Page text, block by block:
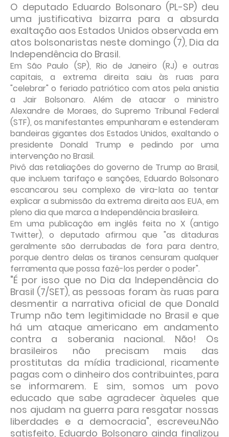
O deputado Eduardo Bolsonaro (PL-SP) deu
uma justificativa bizarra para a absurda
exaltação aos Estados Unidos observada em
atos bolsonaristas neste domingo (7), Dia da
Independência do Brasil.
Em São Paulo (SP), Rio de Janeiro (RJ) e outras
capitais, a extrema direita saiu às ruas para
"celebrar" o feriado patriótico com atos pela anistia
a Jair Bolsonaro. Além de atacar o ministro
Alexandre de Moraes, do Supremo Tribunal Federal
(STF), os manifestantes empunharam e estenderam
bandeiras gigantes dos Estados Unidos, exaltando o
presidente Donald Trump e pedindo por uma
intervenção no Brasil.
Pivô das retaliações do governo de Trump ao Brasil,
que incluem tarifaço e sanções, Eduardo Bolsonaro
escancarou seu complexo de vira-lata ao tentar
explicar a submissão da extrema direita aos EUA, em
pleno dia que marca a Independência brasileira.
Em uma publicação em inglês feita no X (antigo
Twitter), o deputado afirmou que "as ditaduras
geralmente são derrubadas de fora para dentro,
porque dentro delas os tiranos censuram qualquer
ferramenta que possa fazê-los perder o poder".
"É por isso que no Dia da Independência do
Brasil (7/SET), as pessoas foram às ruas para
desmentir a narrativa oficial de que Donald
Trump não tem legitimidade no Brasil e que
há um ataque americano em andamento
contra a soberania nacional. Não! Os
brasileiros não precisam mais das
prostitutas da mídia tradicional, ricamente
pagas com o dinheiro dos contribuintes, para
se informarem. E sim, somos um povo
educado que sabe agradecer àqueles que
nos ajudam na guerra para resgatar nossas
liberdades e a democracia", escreveu.Não
satisfeito, Eduardo Bolsonaro ainda finalizou